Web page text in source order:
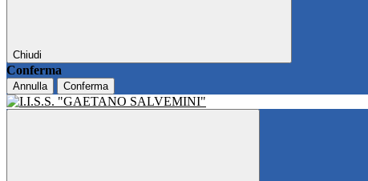
Chiudi
Conferma
Annulla Conferma